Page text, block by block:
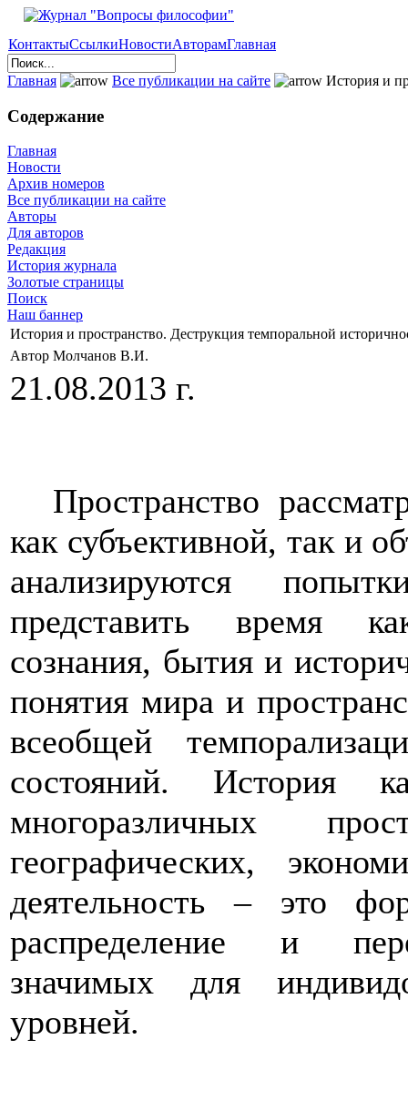
КонтактыСсылкиНовостиАвторамГлавная
Главная Все публикации на сайте История и
Содержание
Главная
Новости
Архив номеров
Все публикации на сайте
Авторы
Для авторов
Редакция
История журнала
Золотые страницы
Поиск
Наш баннер
История и пространство. Деструкция темпоральной
Автор Молчанов В.И.
21.08.2013 г.
Пространство
как субъективной, так и
анализируются
представить время
сознания, бытия и
понятия мира и
всеобщей
состояний. История
многоразличных
географических,
деятельность – это
распределение и
значимых для
уровней.